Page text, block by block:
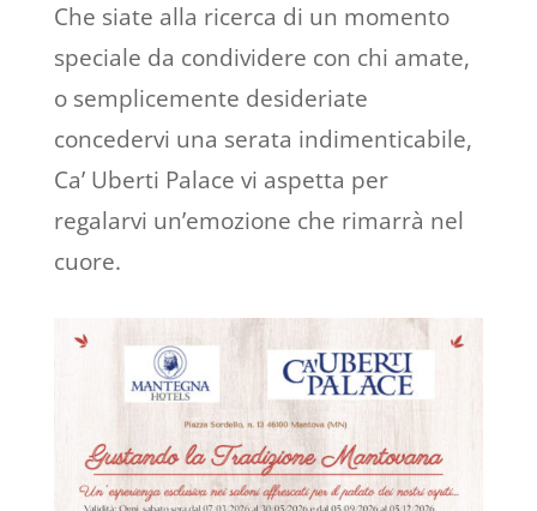
Che siate alla ricerca di un momento
speciale da condividere con chi amate,
o semplicemente desideriate
concedervi una serata indimenticabile,
Ca’ Uberti Palace vi aspetta per
regalarvi un’emozione che rimarrà nel
cuore.